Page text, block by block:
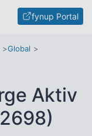
fynup Portal
Global
Aktiv